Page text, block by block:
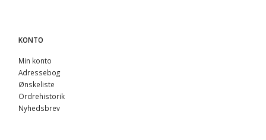
KONTO
Min konto
Adressebog
Ønskeliste
Ordrehistorik
Nyhedsbrev